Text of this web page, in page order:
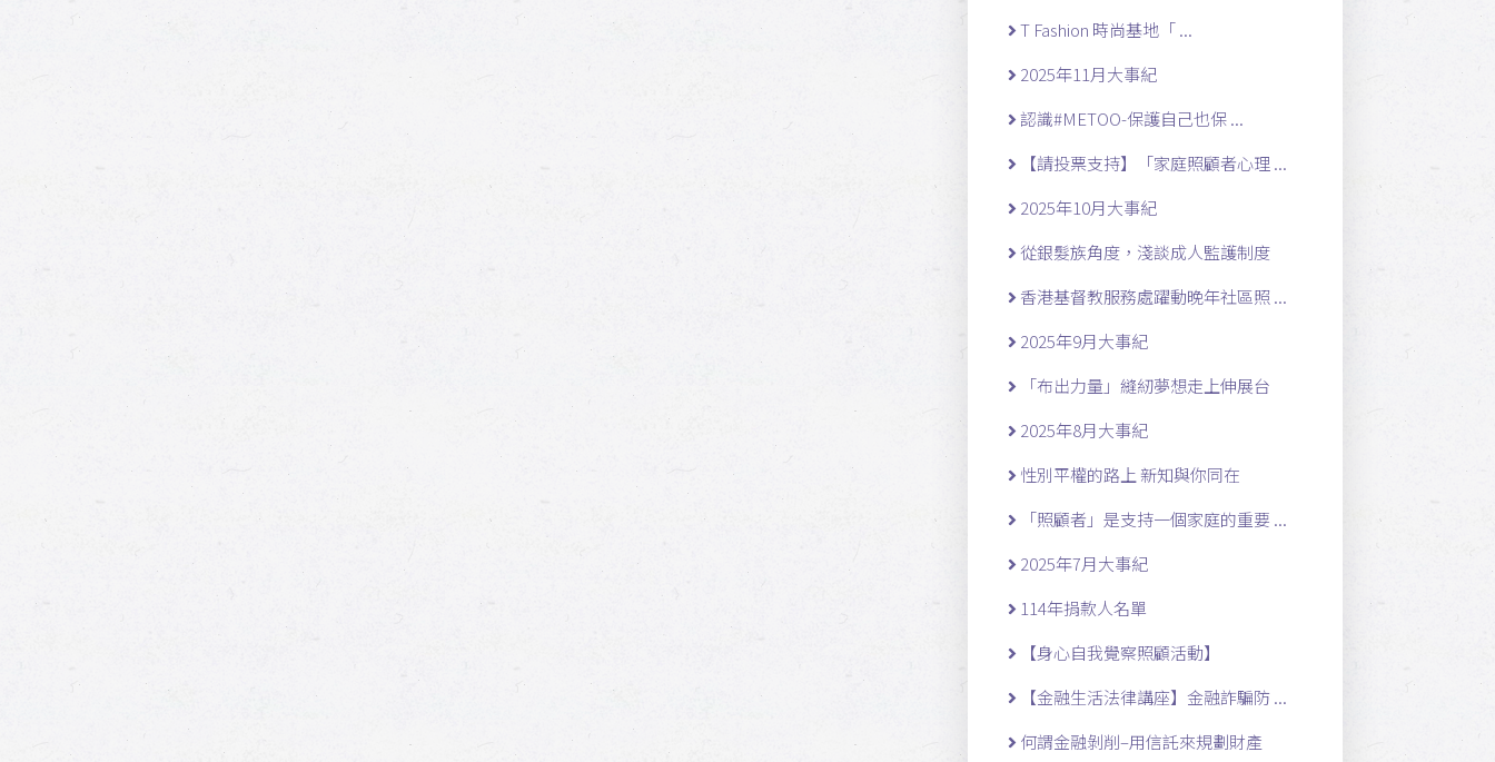
T Fashion 時尚基地「 ...
2025年11月大事紀
認識#METOO-保護自己也保 ...
【請投票支持】「家庭照顧者心理 ...
2025年10月大事紀
從銀髮族角度，淺談成人監護制度
香港基督教服務處躍動晚年社區照 ...
2025年9月大事紀
「布出力量」縫紉夢想走上伸展台
2025年8月大事紀
性別平權的路上 新知與你同在
「照顧者」是支持一個家庭的重要 ...
2025年7月大事紀
114年捐款人名單
【身心自我覺察照顧活動】
【金融生活法律講座】金融詐騙防 ...
何謂金融剝削–用信託來規劃財產